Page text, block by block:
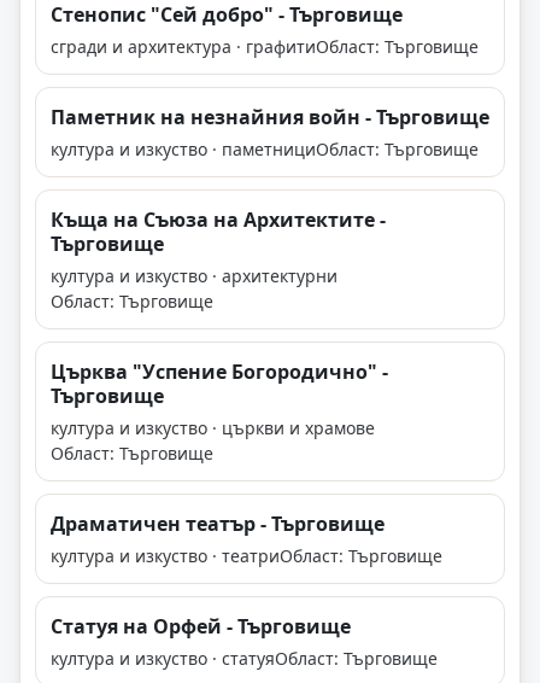
Стенопис "Сей добро" - Търговище
сгради и архитектура · графитиОбласт: Търговище
Паметник на незнайния войн - Търговище
култура и изкуство · паметнициОбласт: Търговище
Къща на Съюза на Архитектите -
Търговище
култура и изкуство · архитектурни
Област: Търговище
Църква "Успение Богородично" -
Търговище
култура и изкуство · църкви и храмове
Област: Търговище
Драматичен театър - Търговище
култура и изкуство · театриОбласт: Търговище
Статуя на Орфей - Търговище
култура и изкуство · статуяОбласт: Търговище